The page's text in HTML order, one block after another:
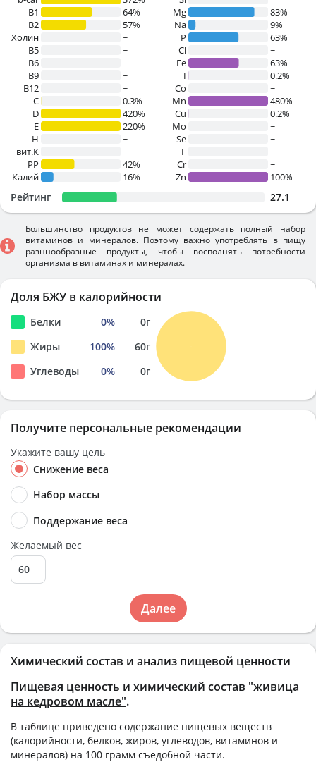
Химический состав и анализ пищевой ценности
Пищевая ценность и химический состав "живица
на кедровом масле".
В таблице приведено содержание пищевых веществ
(калорийности, белков, жиров, углеводов, витаминов и
минералов) на 100 грамм съедобной части.
В1
64%
B2
57%
Холин
~
B5
~
B6
~
B9
~
B12
~
C
0.3%
D
420%
E
220%
H
~
вит.К
~
PP
42%
Калий
16%
Mg
83%
Na
9%
P
63%
Cl
~
Fe
63%
I
0.2%
Co
~
Mn
480%
Cu
0.2%
Mo
~
Se
~
F
~
Cr
~
Zn
100%
Рейтинг 27.1
Большинство продуктов не может содержать полный набор
витаминов и минералов. Поэтому важно употреблять в пищу
разннообразные продукты, чтобы восполнять потребности
организма в витаминах и минералах.
Доля БЖУ в калорийности
Белки 0% 0г
Жиры
100% 60г
Углеводы
0% 0г
Получите персональные рекомендации
Укажите вашу цель
Снижение веса
Набор массы
Поддержание веса
Желаемый вес
Далее